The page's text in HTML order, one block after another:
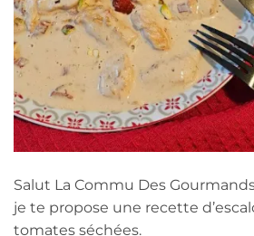
Salut La Commu Des
je te propose une recette
tomates séchées.